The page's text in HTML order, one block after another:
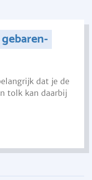
dat je de
tolk kan daarbij